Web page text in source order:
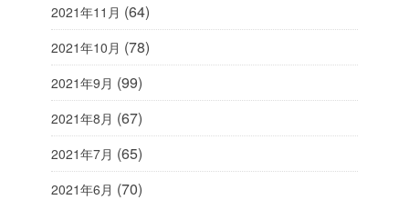
2021年11月 (64)
2021年10月 (78)
2021年9月 (99)
2021年8月 (67)
2021年7月 (65)
2021年6月 (70)